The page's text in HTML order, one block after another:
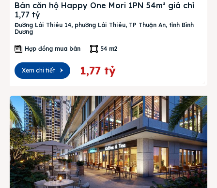
Bán căn hộ Happy One Mori 1PN 54m² giá chỉ
1,77 tỷ
Đường Lái Thiêu 14, phường Lái Thiêu, TP Thuận An, tỉnh Bình
Dương
Hợp đồng mua bán 54 m2
Xem chi tiết 1,77 tỷ